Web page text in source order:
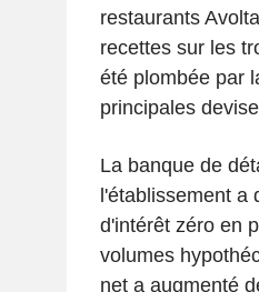
restaurants
recettes sur les
été plombée par
principales
La banque de
l'établissement a
d'intérêt zéro en
volumes
net a augmenté